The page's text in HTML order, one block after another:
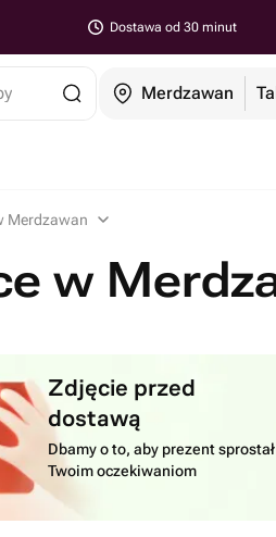
Dostawa od 30 minut
Merdzawan
Merdzawan
w
Zdjęcie przed
dostawą
Dbamy o to, aby prezent sprostał
Twoim oczekiwaniom